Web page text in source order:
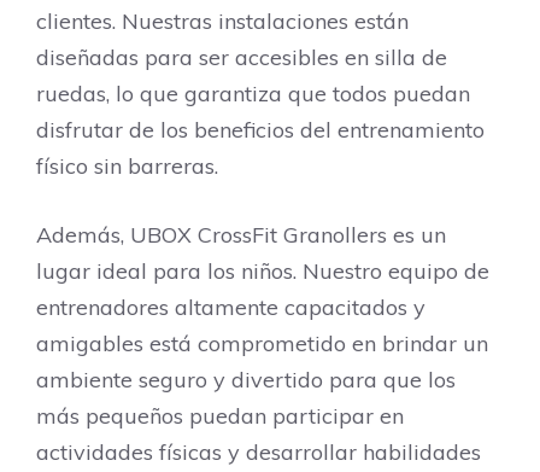
clientes. Nuestras instalaciones están
diseñadas para ser accesibles en silla de
ruedas, lo que garantiza que todos puedan
disfrutar de los beneficios del entrenamiento
físico sin barreras.
Además, UBOX CrossFit Granollers es un
lugar ideal para los niños. Nuestro equipo de
entrenadores altamente capacitados y
amigables está comprometido en brindar un
ambiente seguro y divertido para que los
más pequeños puedan participar en
actividades físicas y desarrollar habilidades